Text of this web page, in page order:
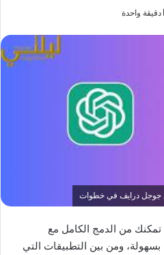
دقيقة واحدة
من الدمج الكامل مع
ومن بين التطبيقات التي